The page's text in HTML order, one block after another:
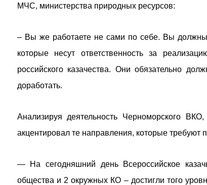
МЧС, министерства природных ресурсов:
– Вы же работаете не сами по себе. Вы должны
которые несут ответственность за
российского казачества. Они обязательно
доработать.
Анализируя деятельность Черноморского
акцентировал те направления, которые требуют
— На сегодняшний день Всероссийское
общества и 2 окружных КО – достигли того